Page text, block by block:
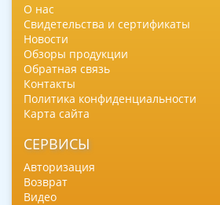
О нас
Свидетельства и сертификаты
Новости
Обзоры продукции
Обратная связь
Контакты
Политика конфиденциальности
Карта сайта
СЕРВИСЫ
Авторизация
Возврат
Видео